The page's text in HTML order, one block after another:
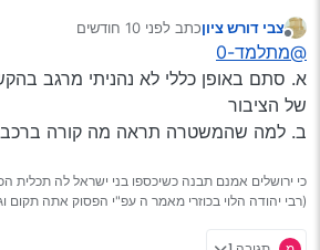
פשוט רציתי לבדוק עד כמה הם
אז הנה הפניה שנשלחה להוד
מנותק
צבי דורש ציוןכתב לפני 10 חודשים
נערך לאחרונה על ידי
@מתלמד-0
א. סתם באופן כללי לא נהניתי מרגב
של הציבור
ב. למה שהמשטרה תראה מה קורה ברכב
כי ירושלים אמנם תבנה כשיכספו בני ישראל לה תכלית
(רבי יהודה הלוי בכוזרי מאמר ה עפ"י הפסוק אתה תקום